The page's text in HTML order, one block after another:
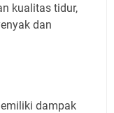
kualitas tidur,
dan
dampak